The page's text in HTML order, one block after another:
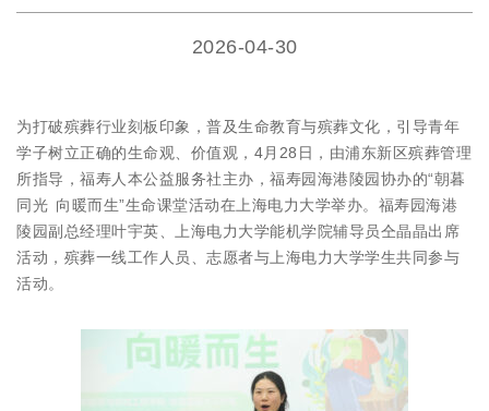
2026-04-30
为打破殡葬行业刻板印象，普及生命教育与殡葬文化，引导青年
学子树立正确的生命观、价值观，4月28日，由浦东新区殡葬管理
所指导，福寿人本公益服务社主办，福寿园海港陵园协办的“朝暮
同光 向暖而生”生命课堂活动在上海电力大学举办。福寿园海港
陵园副总经理叶宇英、上海电力大学能机学院辅导员仝晶晶出席
活动，殡葬一线工作人员、志愿者与上海电力大学学生共同参与
活动。